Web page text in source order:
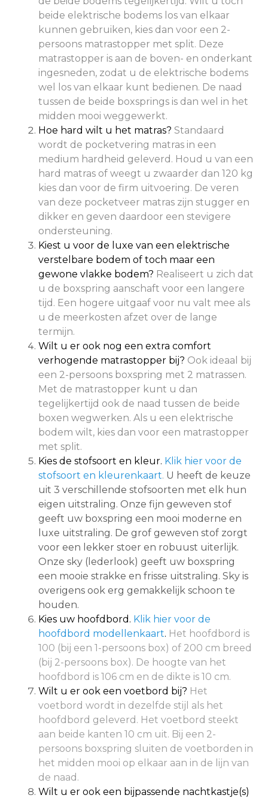
beide elektrische bodems los van elkaar
kunnen gebruiken, kies dan voor een 2-
persoons matrastopper met split. Deze
matrastopper is aan de boven- en onderkant
ingesneden, zodat u de elektrische bodems
wel los van elkaar kunt bedienen. De naad
tussen de beide boxsprings is dan wel in het
midden mooi weggewerkt.
Hoe hard wilt u het matras? Standaard
wordt de pocketvering matras in een
medium hardheid geleverd. Houd u van een
hard matras of weegt u zwaarder dan 120 kg
kies dan voor de firm uitvoering. De veren
van deze pocketveer matras zijn stugger en
dikker en geven daardoor een stevigere
ondersteuning.
Kiest u voor de luxe van een elektrische
verstelbare bodem of toch maar een
gewone vlakke bodem? Realiseert u zich dat
u de boxspring aanschaft voor een langere
tijd. Een hogere uitgaaf voor nu valt mee als
u de meerkosten afzet over de lange
termijn.
Wilt u er ook nog een extra comfort
verhogende matrastopper bij? Ook ideaal bij
een 2-persoons boxspring met 2 matrassen.
Met de matrastopper kunt u dan
tegelijkertijd ook de naad tussen de beide
boxen wegwerken. Als u een elektrische
bodem wilt, kies dan voor een matrastopper
met split.
Kies de stofsoort en kleur. Klik hier voor de
stofsoort en kleurenkaart. U heeft de keuze
uit 3 verschillende stofsoorten met elk hun
eigen uitstraling. Onze fijn geweven stof
geeft uw boxspring een mooi moderne en
luxe uitstraling. De grof geweven stof zorgt
voor een lekker stoer en robuust uiterlijk.
Onze sky (lederlook) geeft uw boxspring
een mooie strakke en frisse uitstraling. Sky is
overigens ook erg gemakkelijk schoon te
houden.
Kies uw hoofdbord. Klik hier voor de
hoofdbord modellenkaart. Het hoofdbord is
100 (bij een 1-persoons box) of 200 cm breed
(bij 2-persoons box). De hoogte van het
hoofdbord is 106 cm en de dikte is 10 cm.
Wilt u er ook een voetbord bij? Het
voetbord wordt in dezelfde stijl als het
hoofdbord geleverd. Het voetbord steekt
aan beide kanten 10 cm uit. Bij een 2-
persoons boxspring sluiten de voetborden in
het midden mooi op elkaar aan in de lijn van
de naad.
Wilt u er ook een bijpassende nachtkastje(s)